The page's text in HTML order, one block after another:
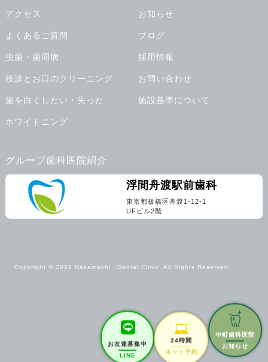
お友達募集中
LINE
24時間
ネット予約
中町歯科医院
お知らせ
アクセス
よくあるご質問
虫歯・歯周病
検診とお口のクリーニング
歯を白くしたい・失った
ホワイトニング
お知らせ
ブログ
採用情報
お問い合わせ
施設基準について
グループ歯科医院紹介
浮間舟渡駅前歯科
東京都板橋区舟渡1-12-1
UFビル2階
Copyright © 2021 Nakamachi Dental Clinic. All Rights Reserved.